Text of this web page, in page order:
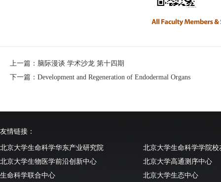
上一篇：脑际漫谈 学术沙龙 第十四期
下一篇：Development and Regeneration of Endodermal Organs
友情链接：
北京大学生命科学华东产业研究院
北京大学生命科学学院校
北京大学生物医学前沿创新中心
北京大学高通测序中心
生命科学联合中心
北京大学生态中心